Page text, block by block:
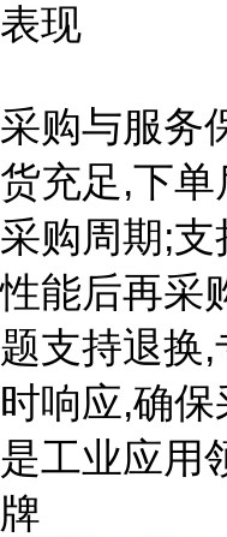
表现
采购与服务
货充足,下
采购周期;
性能后再采
题支持退换
时响应,确保
是工业应用
牌